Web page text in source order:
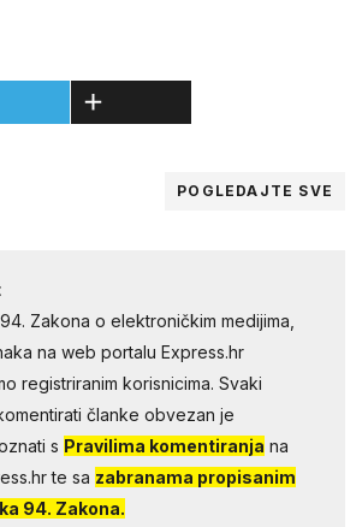
POGLEDAJTE SVE
Zakona o elektroničkim medijima,
na web portalu Express.hr
registriranim korisnicima. Svaki
članke obvezan je
s Pravilima komentiranja na
te sa zabranama propisanim
94. Zakona.